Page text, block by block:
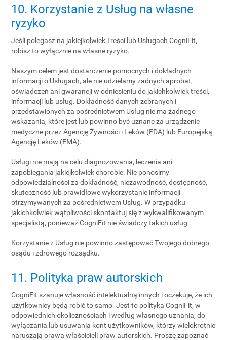
10. Korzystanie z Usług na własne
ryzyko
Jeśli polegasz na jakiejkolwiek Treści lub Usługach CogniFit,
robisz to wyłącznie na własne ryzyko.
Naszym celem jest dostarczenie pomocnych i dokładnych
informacji o Usługach, ale nie udzielamy żadnych aprobat,
oświadczeń ani gwarancji w odniesieniu do jakichkolwiek treści,
informacji lub usług. Dokładność danych zebranych i
przedstawionych za pośrednictwem Usług nie ma żadnego
wskazania, które jest lub powinno być uznane za urządzenie
medyczne przez Agencję Żywności i Leków (FDA) lub Europejską
Agencję Leków (EMA).
Usługi nie mają na celu diagnozowania, leczenia ani
zapobiegania jakiejkolwiek chorobie. Nie ponosimy
odpowiedzialności za dokładność, niezawodność, dostępność,
skuteczność lub prawidłowe wykorzystanie informacji
otrzymywanych za pośrednictwem Usług. W przypadku
jakichkolwiek wątpliwości skontaktuj się z wykwalifikowanym
specjalistą, ponieważ CogniFit nie świadczy takich usług.
Korzystanie z Usług nie powinno zastępować Twojego dobrego
osądu i zdrowego rozsądku.
11. Polityka praw autorskich
CogniFit szanuje własność intelektualną innych i oczekuje, że ich
użytkownicy będą robić to samo. Jest to polityka CogniFit, w
odpowiednich okolicznościach i według własnego uznania, do
wyłączania lub usuwania kont użytkowników, którzy wielokrotnie
naruszają prawa właścicieli praw autorskich. Proszę zapoznać